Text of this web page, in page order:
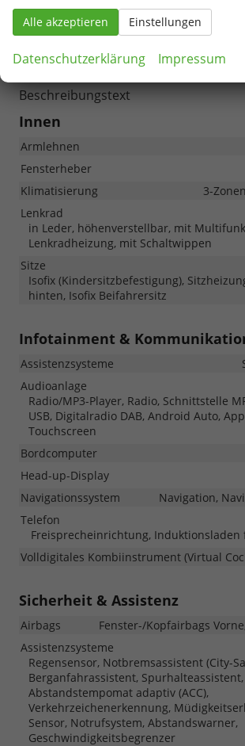
Alle Fotos können Beispielbilder sein
aufpreispflichtige Extras enthalten.
Beschreibungstext
Innen
Armlehnen
Fensterheber
Klimatisierung
3-
Lenkrad
in Leder, höhenverstellbar, mit
Lenkradheizung, mit Schaltwippen
Sitze
Isofix (Kindersitzbefestigung),
hinten, Isofix Beifahrersitz
Infotainment &
Assistenzsysteme
Audioanlage
Radio/MP3-Player, Radio, Schnittstelle
USB, Digitalradio DAB, Android Auto,
Touchscreen
Bordcomputer
Head-up-Display
Navigationssystem
Navigation,
Telefon
Freisprecheinrichtung, Induktionsladen
Volldigitales Kombiinstrument (Virtual
Sicherheit & Assistenz
Airbags
Fenster-/Kopfairbags
Assistenzsysteme
Regensensor, Notbremsassistent (City-
Berganfahrassistent, Spurhalteassistent,
Abstandstempomat adaptiv (ACC),
Verkehrzeichenerkennung,
Sensor, Notrufsystem, Abstandswarner,
Geschwindigkeitsbegrenzer
Alle akzeptieren Einstellungen
Datenschutzerklärung Impressum